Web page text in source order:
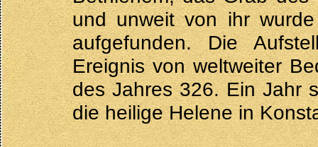
und unweit von ihr
aufgefunden. Die
Ereignis von weltweiter
des Jahres 326. Ein Jahr
die heilige Helene in